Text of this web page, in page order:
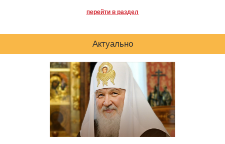
перейти в раздел
Актуально